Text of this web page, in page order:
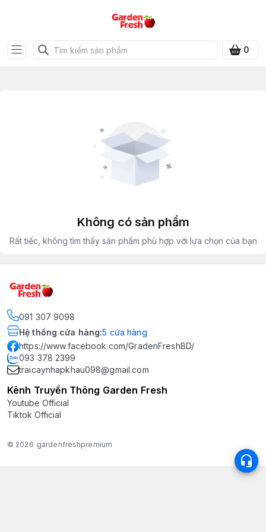
0
Không có sản phẩm
Rất tiếc, không tìm thấy sản phẩm phù hợp với lựa chọn của bạn
091 307 9098
Hệ thống cửa hàng:5 cửa hàng
https://www.facebook.com/GradenFreshBD/
093 378 2399
traicaynhapkhau098@gmail.com
Kênh Truyền Thông Garden Fresh
Youtube Official
Tiktok Official
© 2026 gardenfreshpremium